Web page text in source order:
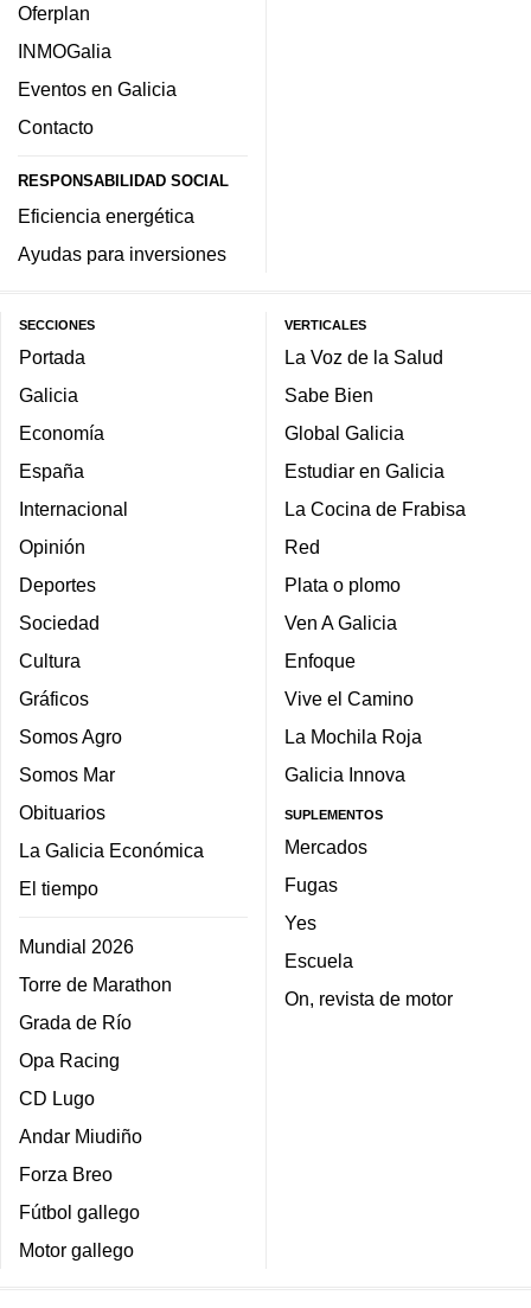
Oferplan
INMOGalia
Eventos en Galicia
Contacto
RESPONSABILIDAD SOCIAL
Eficiencia energética
Ayudas para inversiones
SECCIONES
Portada
Galicia
Economía
España
Internacional
Opinión
Deportes
Sociedad
Cultura
Gráficos
Somos Agro
Somos Mar
Obituarios
La Galicia Económica
El tiempo
Mundial 2026
Torre de Marathon
Grada de Río
Opa Racing
CD Lugo
Andar Miudiño
Forza Breo
Fútbol gallego
Motor gallego
VERTICALES
La Voz de la Salud
Sabe Bien
Global Galicia
Estudiar en Galicia
La Cocina de Frabisa
Red
Plata o plomo
Ven A Galicia
Enfoque
Vive el Camino
La Mochila Roja
Galicia Innova
SUPLEMENTOS
Mercados
Fugas
Yes
Escuela
On, revista de motor